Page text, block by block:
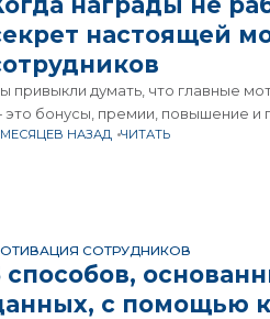
настоящей
привыкли думать, что главные
бонусы, премии, повышение и
что стоит «осыпать»
МЕСЯЦЕВ НАЗАД ЧИТАТЬ
СОТРУДНИКОВ
способов,
с помощью